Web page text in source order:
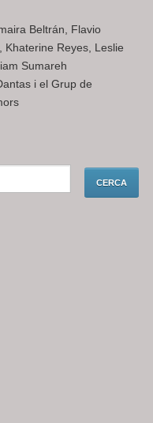
Beltrán, Flavio
Khaterine Reyes, Leslie
Sumareh
i el Grup de